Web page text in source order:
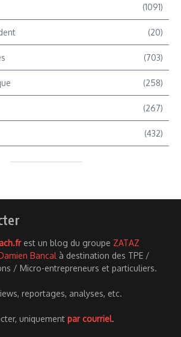
(1091)
(20)
(703)
(258)
(267)
(432)
est un blog du groupe ZATAZ
Bancal à destination des TPE /
/ Micro-entrepreneurs et particuliers.
reportages, analyses, etc.
uniquement par courriel.